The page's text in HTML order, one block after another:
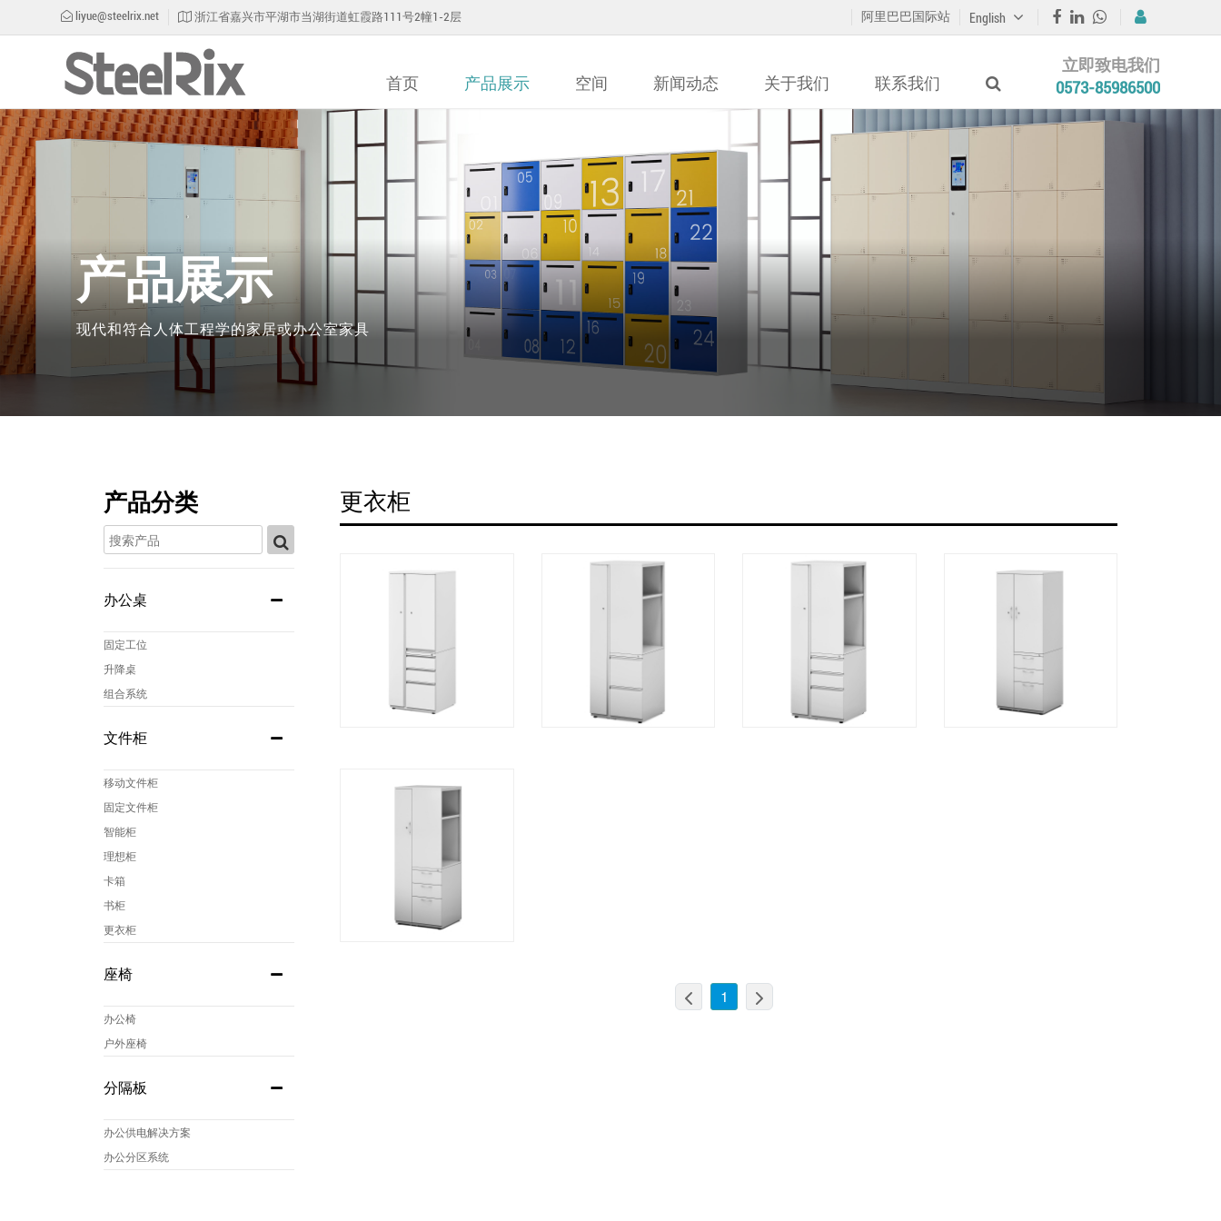
liyue@steelrix.net 浙江省嘉兴市平湖市当湖街道虹霞路111号2幢1-2层 阿里巴巴国际站 English
首页 产品展示 空间 新闻动态 关于我们 联系我们
立即致电我们
0573-85986500
产品展示
现代和符合人体工程学的家居或办公室家具
产品分类
办公桌
固定工位
升降桌
组合系统
文件柜
移动文件柜
固定文件柜
智能柜
理想柜
卡箱
书柜
更衣柜
座椅
办公椅
户外座椅
分隔板
办公供电解决方案
办公分区系统
更衣柜
1